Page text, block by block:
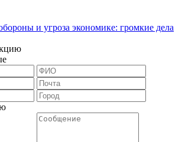
и угроза экономике: громкие дела